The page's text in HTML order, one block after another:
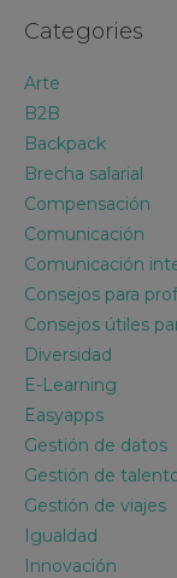
Categories
Arte
B2B
Backpack
Brecha salarial
Compensación
Comunicación
Comunicación
Consejos para
Consejos útiles
Diversidad
E-Learning
Easyapps
Gestión de datos
Gestión de
Gestión de viajes
Igualdad
Innovación